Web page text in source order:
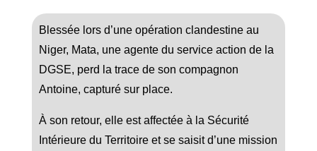
Blessée lors d’une opération clandestine au
Niger, Mata, une agente du service action de la
DGSE, perd la trace de son compagnon
Antoine, capturé sur place.
À son retour, elle est affectée à la Sécurité
Intérieure du Territoire et se saisit d’une mission